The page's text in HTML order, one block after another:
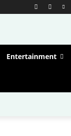
Entertainment